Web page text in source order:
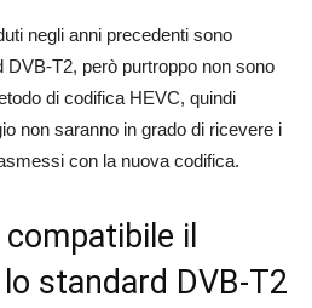
negli anni precedenti sono
DVB-T2, però purtroppo non sono
di codifica HEVC, quindi
non saranno in grado di ricevere i
con la nuova codifica.
il
standard DVB-T2